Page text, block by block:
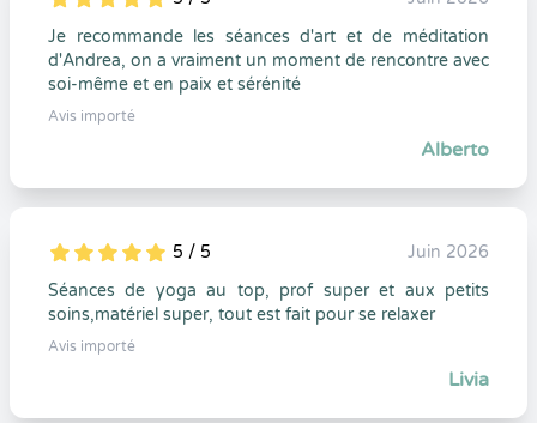
5
1
5
0
Je recommande les séances d'art et de méditation
d'Andrea, on a vraiment un moment de rencontre avec
soi-même et en paix et sérénité
Avis importé
Alberto
5
1
5
0 5 / 5
Juin 2026
Séances de yoga au top, prof super et aux petits
soins,matériel super, tout est fait pour se relaxer
Avis importé
Livia